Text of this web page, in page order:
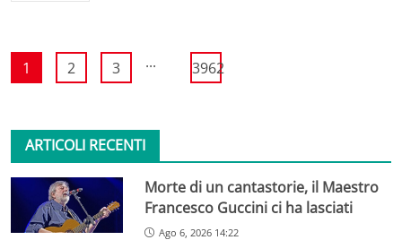
1 2 3 ... 3962
ARTICOLI RECENTI
Morte di un cantastorie, il Maestro
Francesco Guccini ci ha lasciati
Ago 6, 2026 14:22